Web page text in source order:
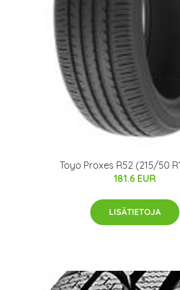
Toyo Proxes R52 (215/50
181.6 EUR
LISÄTIETOJA